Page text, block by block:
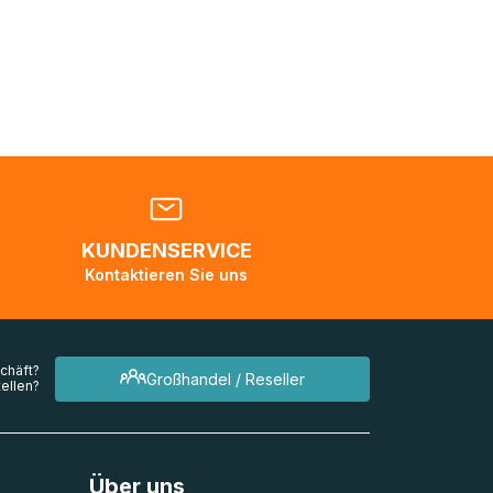
KUNDENSERVICE
Kontaktieren Sie uns
Großhandel / Reseller
Über uns